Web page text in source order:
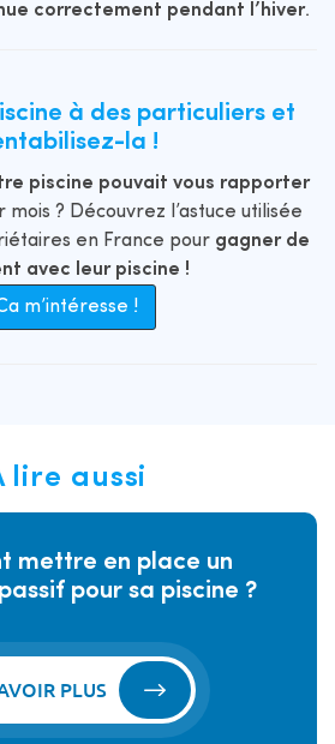
correctement pendant l’hiver.
à des particuliers et
la !
piscine pouvait vous rapporter
mois ? Découvrez l’astuce utilisée
en France pour gagner de
avec leur piscine !
m’intéresse !
lire aussi
mettre en place un
pour sa piscine ?
PLUS